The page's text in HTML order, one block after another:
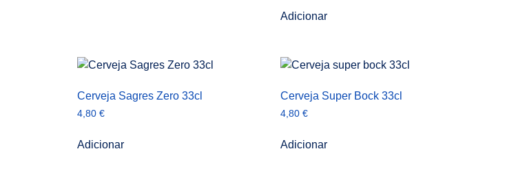
Adicionar
Cerveja Sagres Zero 33cl
4,80€
Adicionar
Cerveja Super Bock 33cl
4,80€
Adicionar